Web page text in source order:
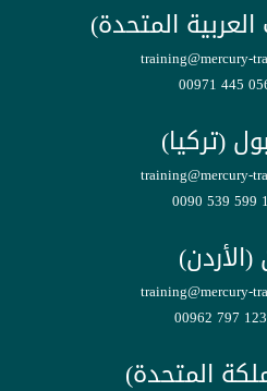
المتحدة)
training@mercury-
00971 445
(تركيا)
training@mercury-
0090 539 599
training@mercury-
00962 797
المتحدة)